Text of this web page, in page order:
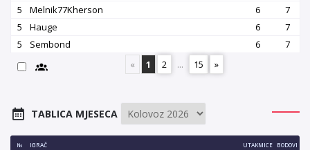
5
Melnik77Kherson 6
7
5
Hauge 6
7
5
Sembond 6
7
«
1 2 ... 15 »
TABLICA MJESECA
№ IGRAČ UTAKMICE BODOVI